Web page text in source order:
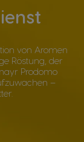
von Aromen
Röstung, der
Prodomo
–